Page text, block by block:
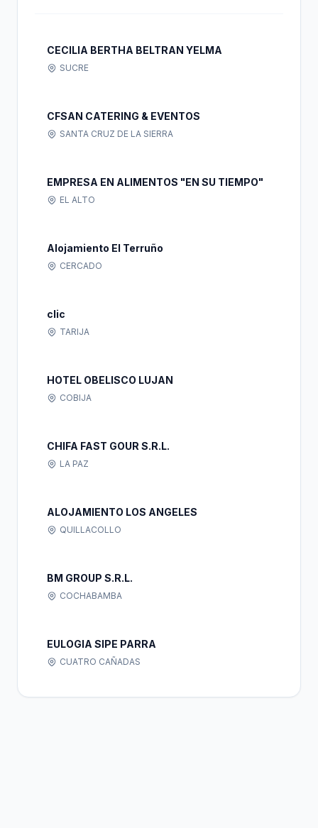
CECILIA BERTHA BELTRAN YELMA
SUCRE
CFSAN CATERING & EVENTOS
SANTA CRUZ DE LA SIERRA
EMPRESA EN ALIMENTOS "EN SU TIEMPO"
EL ALTO
Alojamiento El Terruño
CERCADO
clic
TARIJA
HOTEL OBELISCO LUJAN
COBIJA
CHIFA FAST GOUR S.R.L.
LA PAZ
ALOJAMIENTO LOS ANGELES
QUILLACOLLO
BM GROUP S.R.L.
COCHABAMBA
EULOGIA SIPE PARRA
CUATRO CAÑADAS